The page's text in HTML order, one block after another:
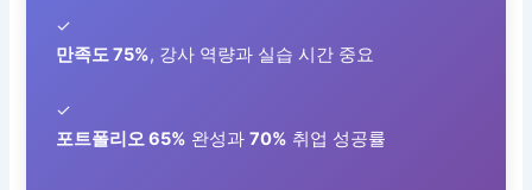
✓
만족도 75%, 강사 역량과 실습 시간 중요
✓
포트폴리오 65% 완성과70% 취업 성공률